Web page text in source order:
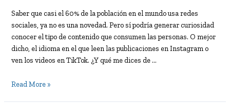
Saber que casi el 60% de la población en el mundo usa redes
sociales, ya no es una novedad. Pero sí podría generar curiosidad
conocer el tipo de contenido que consumen las personas. O mejor
dicho, el idioma en el que leen las publicaciones en Instagram o
ven los videos en TikTok. ¿Y qué me dices de …
¿Cómo
Read More »